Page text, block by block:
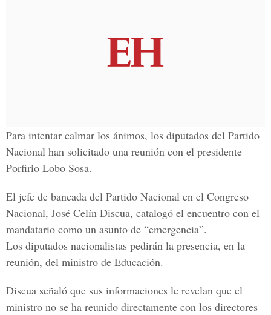
Para intentar calmar los ánimos, los diputados del Partido
Nacional han solicitado una reunión con el presidente
Porfirio Lobo Sosa.
El jefe de bancada del Partido Nacional en el Congreso
Nacional, José Celín Discua, catalogó el encuentro con el
mandatario como un asunto de “emergencia”.
Los diputados nacionalistas pedirán la presencia, en la
reunión, del ministro de Educación.
Discua señaló que sus informaciones le revelan que el
ministro no se ha reunido directamente con los directores